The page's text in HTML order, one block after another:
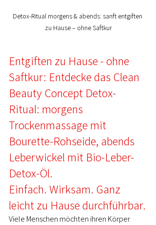
Detox-Ritual morgens & abends: sanft entgiften
zu Hause – ohne Saftkur
Entgiften zu Hause - ohne
Saftkur: Entdecke das Clean
Beauty Concept Detox-
Ritual: morgens
Trockenmassage mit
Bourette-Rohseide, abends
Leberwickel mit Bio-Leber-
Detox-Öl.
Einfach. Wirksam. Ganz
leicht zu Hause durchführbar.
Viele Menschen möchten ihren Körper